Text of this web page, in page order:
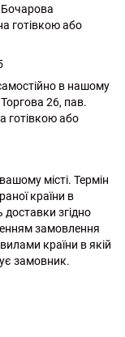
готівкою або
в нашому
26, пав.
готівкою або
місті. Термін
країни в
доставки згідно
замовлення
країни в якій
замовник.